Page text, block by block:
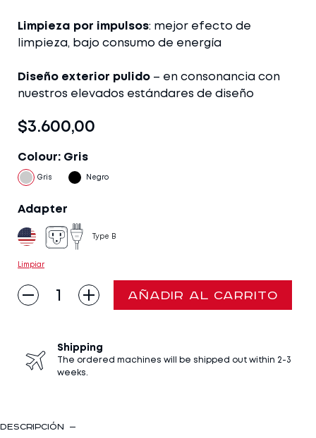
Limpieza por impulsos: mejor efecto de
limpieza, bajo consumo de energía
Diseño exterior pulido – en consonancia con
nuestros elevados estándares de diseño
$3.600,00
Colour: Gris
Adapter
Type B
Limpiar
Degritter
Mark
cantidad
AÑADIR AL CARRITO
Shipping
The ordered machines will be shipped out within 2-3
weeks.
Descripción